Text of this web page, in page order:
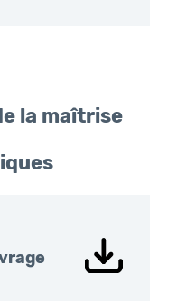
la maîtrise